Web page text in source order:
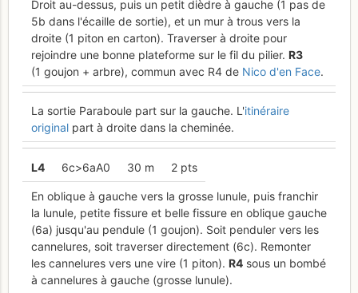
Droit au-dessus, puis un petit dièdre à gauche (1 pas de
5b dans l'écaille de sortie), et un mur à trous vers la
droite (1 piton en carton). Traverser à droite pour
rejoindre une bonne plateforme sur le fil du pilier. R3
(1 goujon + arbre), commun avec R4 de Nico d'en Face.
La sortie Paraboule part sur la gauche. L'itinéraire
originalpart à droite dans la cheminée.
L4 6c>6aA0 30 m 2 pts
En oblique à gauche vers la grosse lunule, puis franchir
la lunule, petite fissure et belle fissure en oblique gauche
(6a) jusqu'au pendule (1 goujon). Soit penduler vers les
cannelures, soit traverser directement (6c). Remonter
les cannelures vers une vire (1 piton). R4sous un bombé
à cannelures à gauche (grosse lunule).